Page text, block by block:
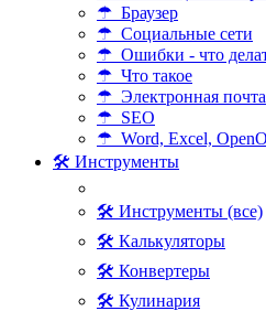
☂ Браузер
☂ Социальные сети
☂ Ошибки - что
☂ Что такое
☂ Электронная почта
☂ SEO
☂ Word, Excel,
🛠 Инструменты
🛠 Инструменты (все)
🛠 Калькуляторы
🛠 Конвертеры
🛠 Кулинария